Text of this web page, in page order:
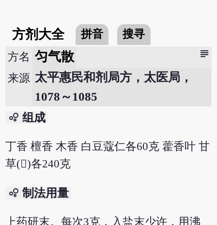
方剂大全 拼音 搜寻
subject
方名 匀气散
来源 太平惠民和剂局方，太医局，
1078～1085
bubble_chart 组成
丁香 檀香 木香 白豆蔻仁各60克 藿香叶 甘
草()各240克
bubble_chart 制法用量
上药研末。每次3克，入盐末少许，用沸